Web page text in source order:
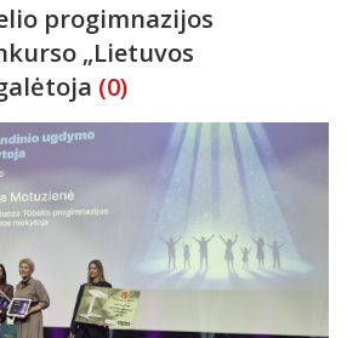
progimnazijos
„Lietuvos
(0)